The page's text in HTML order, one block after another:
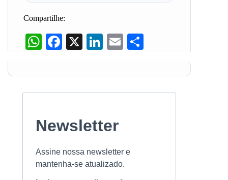
Compartilhe:
WhatsApp
Facebook
X LinkedIn
Email
Newsletter
Assine nossa newsletter e
mantenha-se atualizado.